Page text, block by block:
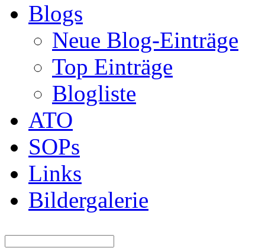
Blogs
Neue Blog-Einträge
Top Einträge
Blogliste
ATO
SOPs
Links
Bildergalerie